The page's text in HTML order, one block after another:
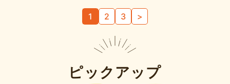
1 2 3 >
ピックアップ